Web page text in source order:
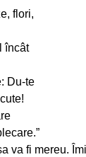
flori,
încât
Du-te
va fi mereu.